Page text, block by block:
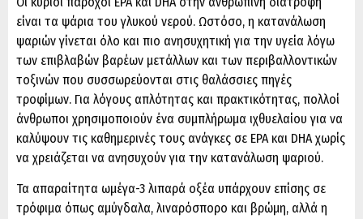
είναι τα ψάρια του γλυκού νερού. Ωστόσο, η κατανάλωση
ψαριών γίνεται όλο και πιο ανησυχητική για την υγεία λόγω
των επιβλαβών βαρέων μετάλλων και των περιβαλλοντικών
τοξινών που συσσωρεύονται στις θαλάσσιες πηγές
τροφίμων. Για λόγους απλότητας και πρακτικότητας, πολλοί
άνθρωποι χρησιμοποιούν ένα συμπλήρωμα ιχθυελαίου για να
καλύψουν τις καθημερινές τους ανάγκες σε EPA και DHA χωρίς
να χρειάζεται να ανησυχούν για την κατανάλωση ψαριού.
Τα απαραίτητα ωμέγα-3 λιπαρά οξέα υπάρχουν επίσης σε
τρόφιμα όπως αμύγδαλα, λιναρόσπορο και βρώμη, αλλά η